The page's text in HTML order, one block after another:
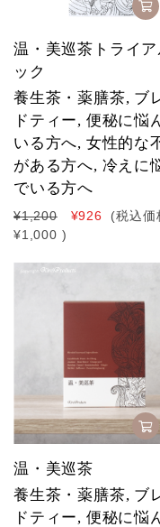
温・美巡茶トライ
ック
養生茶・薬膳茶, ブ
ドティー, 便秘に悩
いる方へ, 女性的な
がある方へ, 冷えに
でいる方へ
¥1,200 ¥926
(税込価
¥1,000 )
温・美巡茶
養生茶・薬膳茶, ブ
ドティー, 便秘に悩